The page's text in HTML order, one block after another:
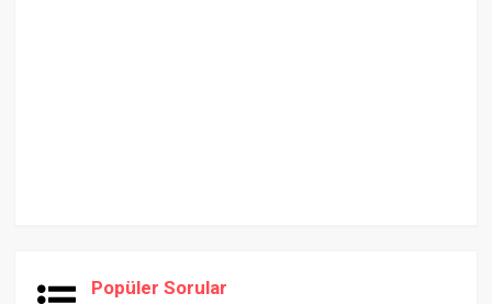
Popüler Sorular